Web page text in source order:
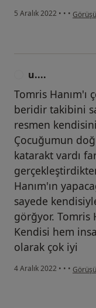
5 Aralık 2022 • • •
u....
Tomris
beridir takibini
resmen
Çocuğumun
katarakt vardı
Hanım'ın
sayede
görğyor. Tomris
Kendisi hem
olarak çok iyi
4 Aralık 2022 • • •